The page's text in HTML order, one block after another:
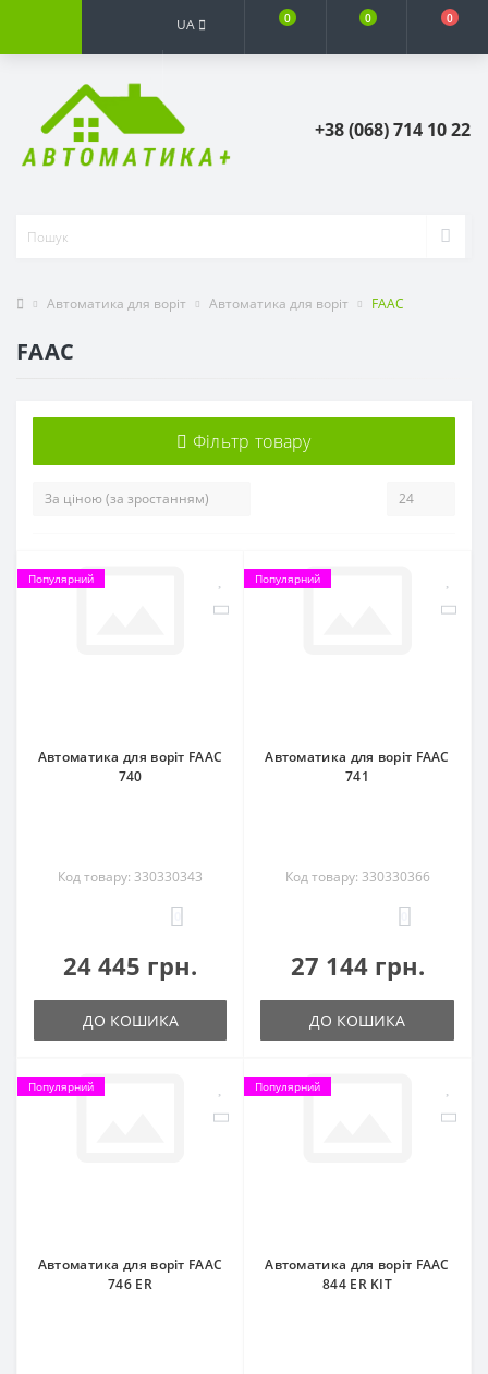
UA 0 0 0
+38 (068) 714 10 22
Автоматика для воріт Автоматика для воріт FAAC
FAAC
Фільтр товару
Популярний
Автоматика для воріт FAAC
740
Код товару: 330330343
24 445 грн.
ДО КОШИКА
Популярний
Автоматика для воріт FAAC
741
Код товару: 330330366
27 144 грн.
ДО КОШИКА
Популярний
Автоматика для воріт FAAC
746 ER
Популярний
Автоматика для воріт FAAC
844 ER KIT